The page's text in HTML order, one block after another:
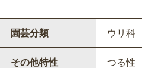
園芸分類 ウリ科
その他特性 つる性